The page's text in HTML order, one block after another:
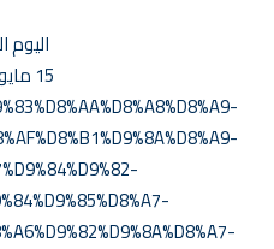
اليوم
15 مايو 2025